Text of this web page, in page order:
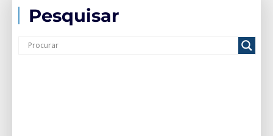
Pesquisar